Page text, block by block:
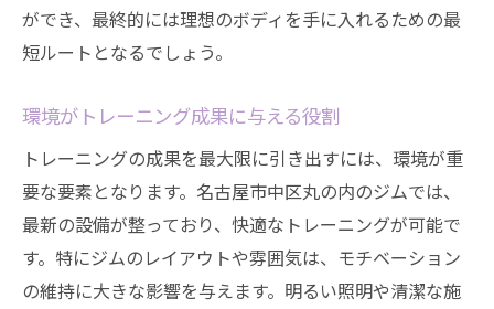
ができ、最終的には理想のボディを手に入れるための最
短ルートとなるでしょう。
環境がトレーニング成果に与える役割
トレーニングの成果を最大限に引き出すには、環境が重
要な要素となります。名古屋市中区丸の内のジムでは、
最新の設備が整っており、快適なトレーニングが可能で
す。特にジムのレイアウトや雰囲気は、モチベーション
の維持に大きな影響を与えます。明るい照明や清潔な施